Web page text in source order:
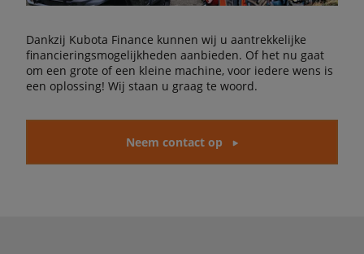
Dankzij Kubota Finance kunnen wij u aantrekkelijke
financieringsmogelijkheden aanbieden. Of het nu gaat
om een grote of een kleine machine, voor iedere wens is
een oplossing! Wij staan u graag te woord.
Neem contact op